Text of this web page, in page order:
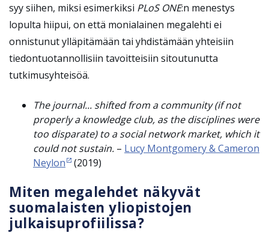
syy siihen, miksi esimerkiksi PLoS ONE:n menestys
lopulta hiipui, on että monialainen megalehti ei
onnistunut ylläpitämään tai yhdistämään yhteisiin
tiedontuotannollisiin tavoitteisiin sitoutunutta
tutkimusyhteisöä.
The journal... shifted from a community (if not
properly a knowledge club, as thedisciplines were
too disparate) to a social network market, which it
could not sustain. – Lucy Montgomery & Cameron
Neylon
(2019)
Miten megalehdet näkyvät
suomalaisten yliopistojen
julkaisuprofiilissa?